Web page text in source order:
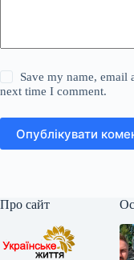
Save my name, email
next time I comment.
Опублікувати
Про сайт